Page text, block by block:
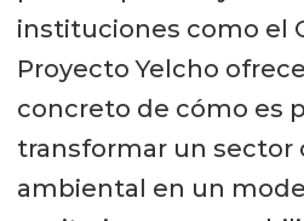
instituciones como el
Proyecto Yelcho
concreto de cómo es
transformar un sector
ambiental en un